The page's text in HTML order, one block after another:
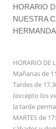
HORARIO
NUESTRA
HORARIO DE
Mañanas de
Tardes de
(excepto los
la tarde
MARTES de